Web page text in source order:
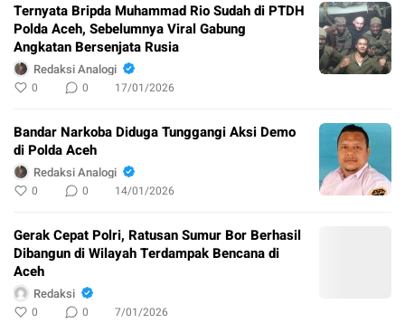
Ternyata Bripda Muhammad Rio Sudah di PTDH
Polda Aceh, Sebelumnya Viral Gabung
Angkatan Bersenjata Rusia
Redaksi Analogi
0 0 17/01/2026
Bandar Narkoba Diduga Tunggangi Aksi Demo
di Polda Aceh
Redaksi Analogi
0 0 14/01/2026
Gerak Cepat Polri, Ratusan Sumur Bor Berhasil
Dibangun di Wilayah Terdampak Bencana di
Aceh
Redaksi
0 0 7/01/2026